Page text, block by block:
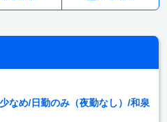
なめ/日勤のみ（夜勤なし）/和泉